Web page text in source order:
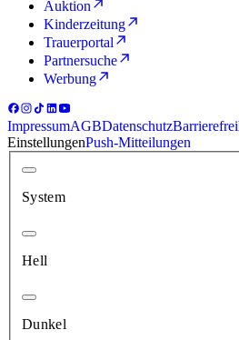
Auktion
Kinderzeitung
Trauerportal
Partnersuche
Werbung
ImpressumAGBDatenschutz
EinstellungenPush-Mitteilungen
System
Hell
Dunkel